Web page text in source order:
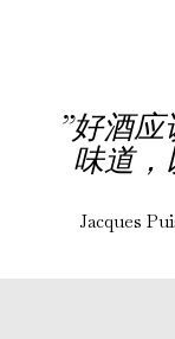
”好酒
味道，
Jacques